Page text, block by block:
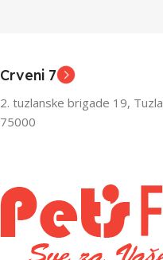
Crveni 7
2. tuzlanske brigade 19, Tuzla
75000